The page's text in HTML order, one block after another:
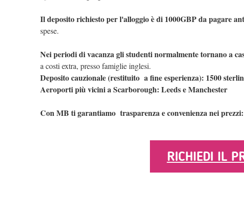
Il deposito richiesto per l'alloggio è di 1000GBP da pagare
spese.
Nei periodi di vacanza gli studenti normalmente tornano a
a costi extra, presso famiglie inglesi.
Deposito cauzionale (restituito a fine esperienza): 1500
Aeroporti più vicini a Scarborough: Leeds e Manchester
Con MB ti garantiamo trasparenza e convenienza nei
RICHIEDI IL